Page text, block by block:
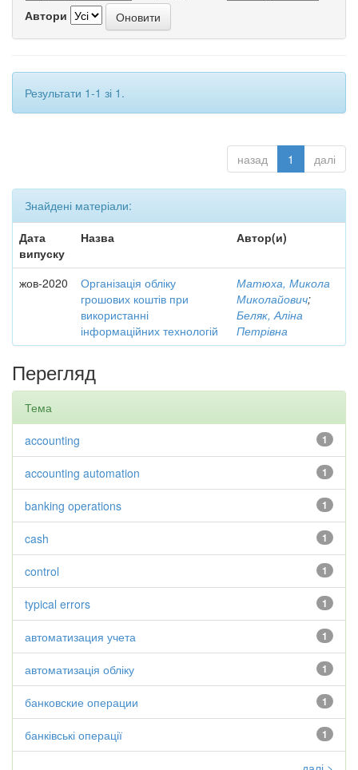
Автори
Результати 1-1 зі 1.
назад 1 далі
Знайдені матеріали:
Дата
випуску
Назва Автор(и)
жов-2020
Організація обліку
грошових коштів при
використанні
інформаційних технологій
Матюха, Микола
Миколайович;
Беляк, Аліна
Петрівна
Перегляд
Тема
1
accounting
1
accounting automation
1
banking operations
1
cash
1
control
1
typical errors
1
автоматизация учета
1
автоматизація обліку
1
банковские операции
1
банківські операції